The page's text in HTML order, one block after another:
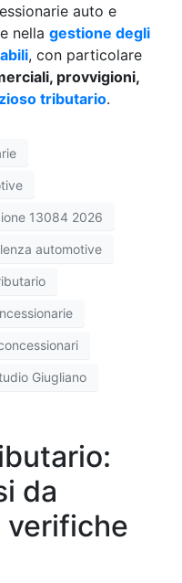
auto e
nella gestione degli
, con particolare
provvigioni,
tributario.
13084 2026
automotive
Giugliano
da
verifiche